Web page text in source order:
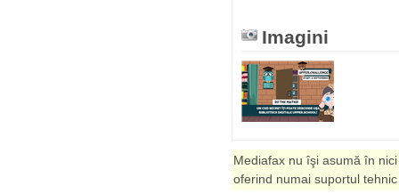
Imagini
Mediafax nu îşi asumă în
oferind numai suportul